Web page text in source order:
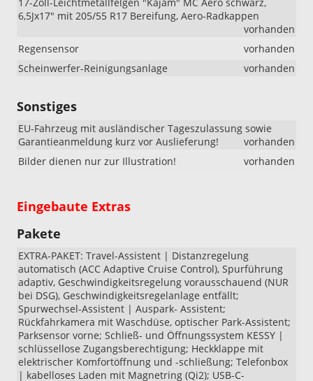
6,5Jx17" mit 205/55 R17 Bereifung, Aero-Radkappen
vorhanden
Regensensor
vorhanden
Scheinwerfer-Reinigungsanlage
vorhanden
Sonstiges
EU-Fahrzeug mit ausländischer Tageszulassung sowie
Garantieanmeldung kurz vor Auslieferung!
vorhanden
Bilder dienen nur zur Illustration!
vorhanden
Eingebaute Extras
Pakete
EXTRA-PAKET: Travel-Assistent | Distanzregelung
automatisch (ACC Adaptive Cruise Control), Spurführung
adaptiv, Geschwindigkeitsregelung vorausschauend (NUR
bei DSG), Geschwindigkeitsregelanlage entfällt;
Spurwechsel-Assistent | Auspark- Assistent;
Rückfahrkamera mit Waschdüse, optischer Park-Assistent;
Parksensor vorne; Schließ- und Öffnungssystem KESSY |
schlüssellose Zugangsberechtigung; Heckklappe mit
elektrischer Komfortöffnung und -schließung; Telefonbox
| kabelloses Laden mit Magnetring (Qi2); USB-C-